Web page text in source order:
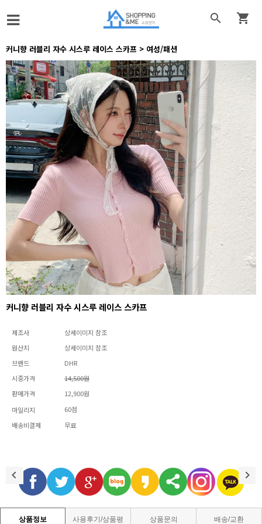
 
커니향 러블리 자수 시스루 레이스 스카프 > 여성/패션
커니향 러블리 자수 시스루 레이스 스카프
제조사
상세이미지 참조
원산지
상세이미지 참조
브랜드
DHR
시중가격
14,500원
판매가격
12,900원
마일리지
60점
배송비결제
무료
상품정보 사용후기/상품평 상품문의 배송/교환